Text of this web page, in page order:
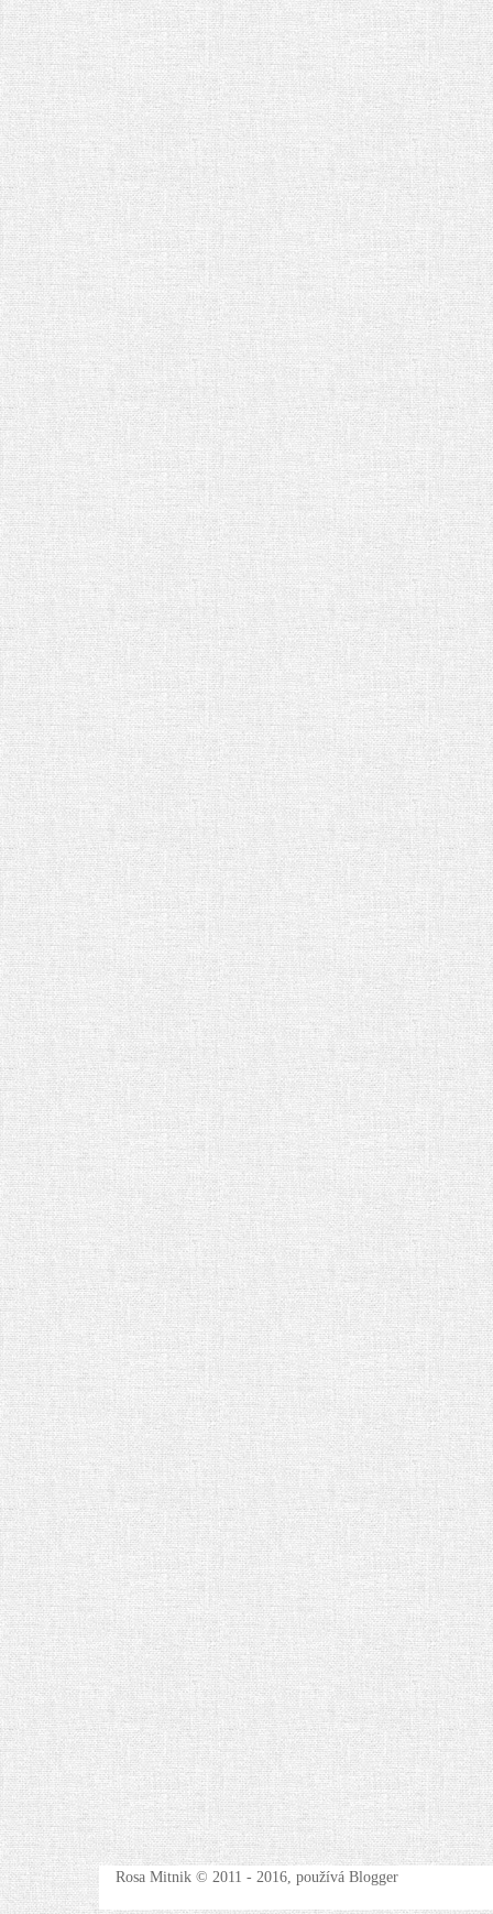
Rosa Mitnik © 2011 - 2016, používá Blogger